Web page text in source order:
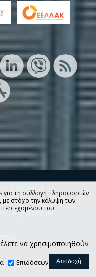
Δεδομένων
Παραπόνων
72, 49100 Κέρκυρα, Τ.Θ.
για τη συλλογή πληροφοριών
με στόχο την κάλυψη των
του
να χρησιμοποιηθούν
Επιδόσεων